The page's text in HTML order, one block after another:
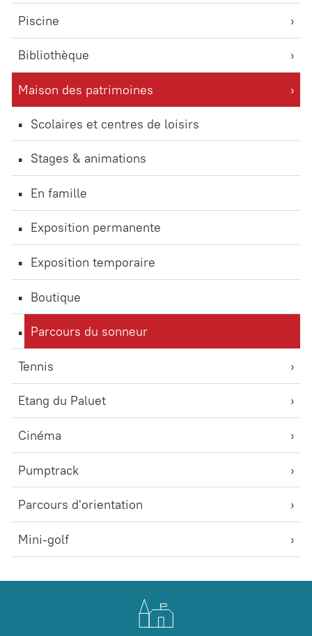
Piscine
Bibliothèque
Maison des patrimoines
Scolaires et centres de loisirs
Stages & animations
En famille
Exposition permanente
Exposition temporaire
Boutique
Parcours du sonneur
Tennis
Etang du Paluet
Cinéma
Pumptrack
Parcours d'orientation
Mini-golf